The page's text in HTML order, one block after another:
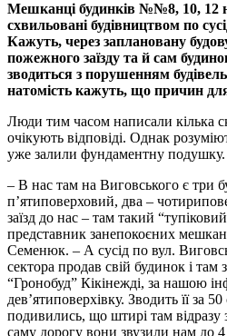
Мешканці будинків №№8, 10, 12
схвильовані будівництвом по
Кажуть, через заплановану
пожежного заїзду та й сам
зводиться з порушенням
натомість кажуть, що причин
Люди тим часом написали кілька
очікують відповіді. Однак
уже залили фундаментну подушку.
– В нас там на Виговського є три
п’ятиповерховий, два –
заїзд до нас – там такий
представник занепокоєних
Семенюк. – А сусід по вул.
сектора продав свій будинок і там
“Гронобуд” Кікінежді, за нашою
дев’ятиповерхівку. Зводить її за
подивились, що штирі там відразу
саму дорогу вони звузили нам до